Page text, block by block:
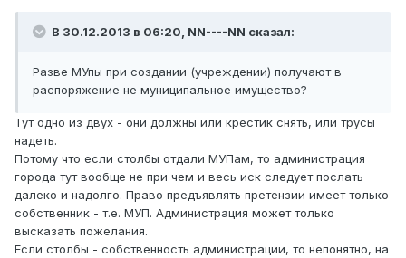
В 30.12.2013 в 06:20, NN----NN сказал:
Разве МУпы при создании (учреждении) получают в
распоряжение не муниципальное имущество?
Тут одно из двух - они должны или крестик снять, или трусы
надеть.
Потому что если столбы отдали МУПам, то администрация
города тут вообще не при чем и весь иск следует послать
далеко и надолго. Право предъявлять претензии имеет только
собственник - т.е. МУП. Администрация может только
высказать пожелания.
Если столбы - собственность администрации, то непонятно, на